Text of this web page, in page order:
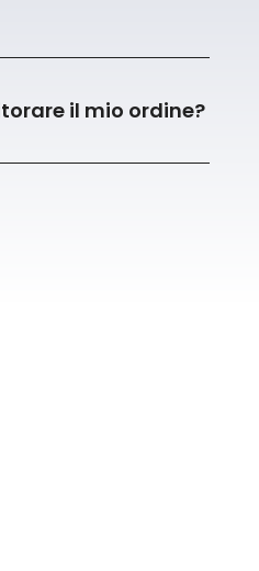
il mio ordine?